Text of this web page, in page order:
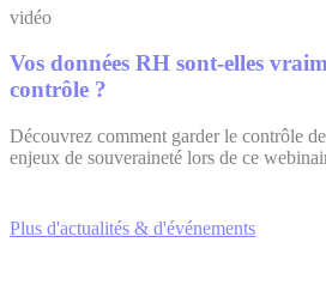
vidéo
Vos données RH sont-elles
contrôle ?
Découvrez comment garder le contrôle
enjeux de souveraineté lors de ce
Plus d'actualités & d'événements